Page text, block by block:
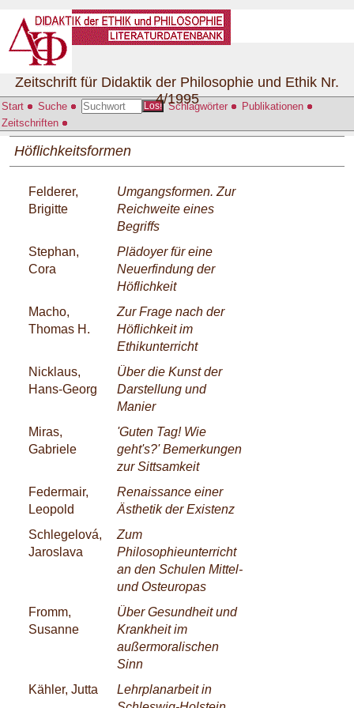
Start Suche Los! Schlagwörter
Publikationen
Zeitschriften
Zeitschrift für Didaktik der Philosophie und Ethik Nr.
4/1995
Höflichkeitsformen
Felderer,
Brigitte
Umgangsformen. Zur
Reichweite eines
Begriffs
Stephan,
Cora
Plädoyer für eine
Neuerfindung der
Höflichkeit
Macho,
Thomas H.
Zur Frage nach der
Höflichkeit im
Ethikunterricht
Nicklaus,
Hans-Georg
Über die Kunst der
Darstellung und
Manier
Miras,
Gabriele
'Guten Tag! Wie
geht's?' Bemerkungen
zur Sittsamkeit
Federmair,
Leopold
Renaissance einer
Ästhetik der Existenz
Schlegelová,
Jaroslava
Zum
Philosophieunterricht
an den Schulen Mittel-
und Osteuropas
Fromm,
Susanne
Über Gesundheit und
Krankheit im
außermoralischen
Sinn
Kähler, Jutta
Lehrplanarbeit in